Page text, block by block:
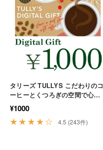
タリーズ TULLYS こだわりのコ
ーヒーとくつろぎの空間で心か
らリラックスする カフェ 休憩
リフレッシュ
¥1000
★★★★☆ 4.5 (243件)